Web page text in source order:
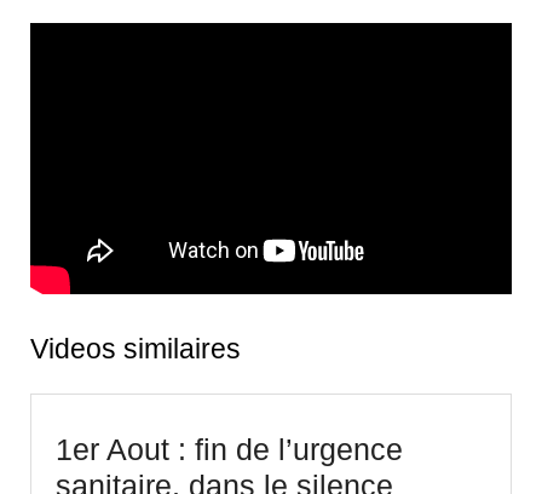
Videos similaires
1er Aout : fin de l’urgence
sanitaire, dans le silence